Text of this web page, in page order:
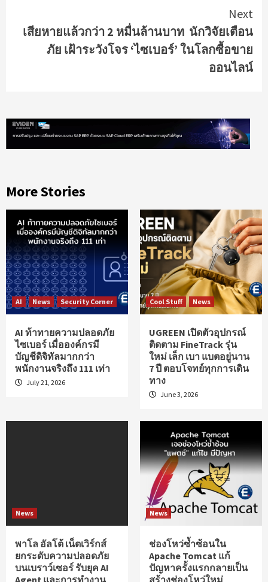
Next
เสียหายแล้วกว่า 2 หมื่นล้านบาท นักวิจัยเตือน
ภัย เฝ้าระวังโจร ‘ไซเบอร์’ ในโลกซื้อขาย
ออนไลน์
More Stories
AI News Security Corner
AI ท้าทายความปลอดภัย
ไซเบอร์ เมื่อองค์กรมี
บัญชีดิจิทัลมากกว่า
พนักงานจริงถึง 111 เท่า
July 21, 2026
Cool Stuff News
UGREEN เปิดตัวอุปกรณ์
ติดตาม FineTrack รุ่น
ใหม่ เล็ก เบา แบตอยู่นาน
7 ปี ตอบโจทย์ทุกการเดิน
ทาง
June 3, 2026
News
พาโล อัลโต้ เน็ตเวิร์กส์
ยกระดับความปลอดภัย
บนเบราว์เซอร์ รับยุค AI
Agent และการทำงาน
News
ช่องโหว่ซ้ำซ้อนใน
Apache Tomcat แก้
ปัญหาครั้งแรกกลายเป็น
สร้างช่องโหว่ใหม่